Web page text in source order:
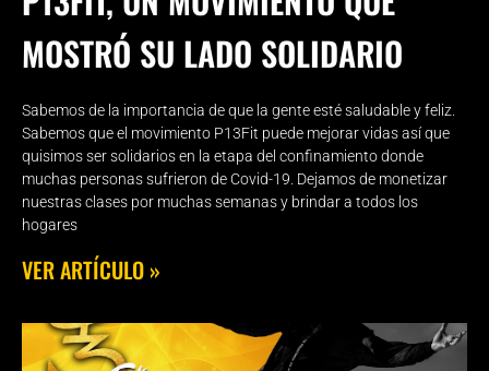
MOSTRÓ SU LADO SOLIDARIO
Sabemos de la importancia de que la gente esté saludable y feliz.
Sabemos que el movimiento P13Fit puede mejorar vidas así que
quisimos ser solidarios en la etapa del confinamiento donde
muchas personas sufrieron de Covid-19. Dejamos de monetizar
nuestras clases por muchas semanas y brindar a todos los
hogares
VER ARTÍCULO »